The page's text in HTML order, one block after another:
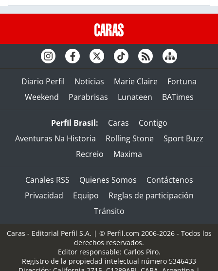
Diario Perfil Noticias Marie Claire
Fortuna
Weekend
Parabrisas Lunateen BATimes
Perfil Brasil: Caras
Contigo
Aventuras Na Historia
Rolling Stone
Sport Buzz
Recreio
Maxima
Canales RSS Quienes Somos
Contáctenos
Privacidad
Equipo
Reglas de participación
Tránsito
Caras - Editorial Perfil S.A. | © Perfil.com 2006-2026 - Todos los
derechos reservados.
Editor responsable: Carlos Piro.
Registro de la propiedad intelectual número 5346433